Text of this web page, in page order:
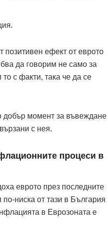
ефект от еврото
да говорим не само за
с факти, така че да се
добър момент за въвеждане
с нея.
процеси в
еврото през последните
ниска от тази в България
в Еврозоната е